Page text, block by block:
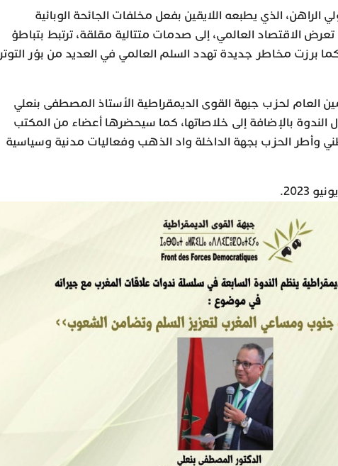
الذي يطبعه اللايقين بفعل مخلفات الجائحة الوبائية
تعرض الاقتصاد العالمي، إلى صدمات متتالية مقلقة، ترتبط بتباطؤ
برزت مخاطر جديدة تهدد السلم العالمي في العديد من بؤر التوتر
العام لحزب جبهة القوى الديمقراطية الأستاذ المصطفى بنعلي
بالإضافة إلى خلاصاتها، كما سيحضرها أعضاء من المكتب
وأطر الحزب بجهة الداخلة واد الذهب وفعاليات مدنية وسياسية